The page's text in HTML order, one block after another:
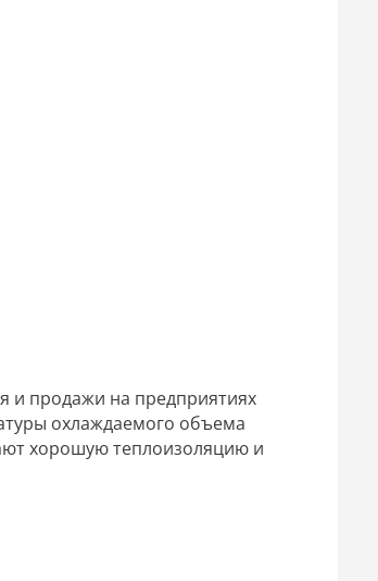
и продажи на предприятиях
охлаждаемого объема
хорошую теплоизоляцию и